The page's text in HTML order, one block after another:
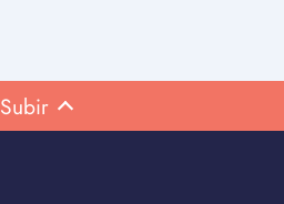
Subir